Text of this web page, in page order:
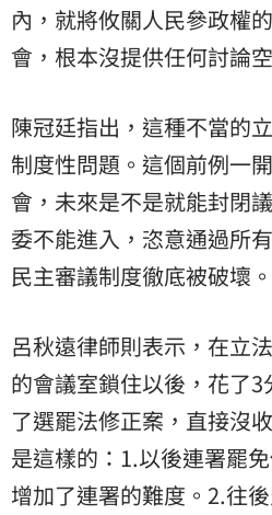
內，就將攸關人民參政權
會，根本沒提供任何討論
陳冠廷指出，這種不當的
制度性問題。這個前例一
會，未來是不是就能封閉
委不能進入，恣意通過所
民主審議制度徹底被破壞。
呂秋遠律師則表示，在立
的會議室鎖住以後，花了
了選罷法修正案，直接沒
是這樣的：1.以後連署罷
增加了連署的難度。2.往